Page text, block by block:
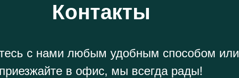
Контакты
с нами любым удобным способом или
приезжайте в офис, мы всегда рады!